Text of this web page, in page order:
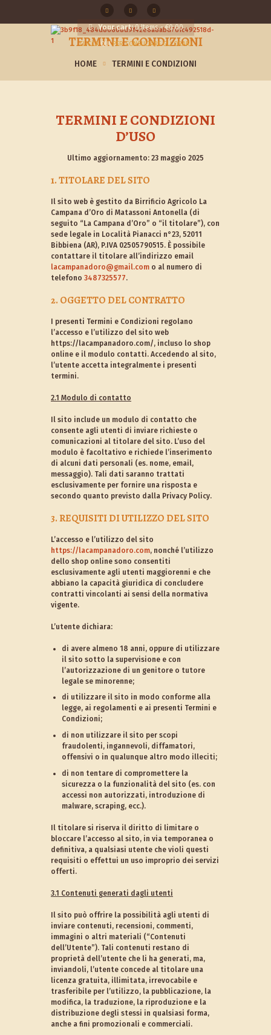
Your cart: 0 Items-€0,00
CLICCAQUIPER CONSULTARE GLI ORARI
TERMINI E CONDIZIONI
HOME TERMINI E CONDIZIONI
TERMINI E CONDIZIONI
D’USO
Ultimo aggiornamento: 23 maggio 2025
1. TITOLARE DEL SITO
Il sito web è gestito da Birrificio Agricolo La
Campana d’Oro di Matassoni Antonella (di
seguito “La Campana d’Oro” o “il titolare”), con
sede legale in Località Pianacci n°23, 52011
Bibbiena (AR), P.IVA 02505790515. È possibile
contattare il titolare all’indirizzo email
lacampanadoro@gmail.com o al numero di
telefono 3487325577.
2. OGGETTO DEL CONTRATTO
I presenti Termini e Condizioni regolano
l’accesso e l’utilizzo del sito web
https://lacampanadoro.com/, incluso lo shop
online e il modulo contatti. Accedendo al sito,
l’utente accetta integralmente i presenti
termini.
2.1 Modulo di contatto
Il sito include un modulo di contatto che
consente agli utenti di inviare richieste o
comunicazioni al titolare del sito. L’uso del
modulo è facoltativo e richiede l’inserimento
di alcuni dati personali (es. nome, email,
messaggio). Tali dati saranno trattati
esclusivamente per fornire una risposta e
secondo quanto previsto dalla Privacy Policy.
3. REQUISITI DI UTILIZZO DEL SITO
L’accesso e l’utilizzo del sito
https://lacampanadoro.com, nonché l’utilizzo
dello shop online sono consentiti
esclusivamente agli utenti maggiorenni e che
abbiano la capacità giuridica di concludere
contratti vincolanti ai sensi della normativa
vigente.
L’utente dichiara:
di avere almeno 18 anni, oppure di utilizzare
il sito sotto la supervisione e con
l’autorizzazione di un genitore o tutore
legale se minorenne;
di utilizzare il sito in modo conforme alla
legge, ai regolamenti e ai presenti Termini e
Condizioni;
di non utilizzare il sito per scopi
fraudolenti, ingannevoli, diffamatori,
offensivi o in qualunque altro modo illeciti;
di non tentare di compromettere la
sicurezza o la funzionalità del sito (es. con
accessi non autorizzati, introduzione di
malware, scraping, ecc.).
Il titolare si riserva il diritto di limitare o
bloccare l’accesso al sito, in via temporanea o
definitiva, a qualsiasi utente che violi questi
requisiti o effettui un uso improprio dei servizi
offerti.
3.1 Contenuti generati dagli utenti
Il sito può offrire la possibilità agli utenti di
inviare contenuti, recensioni, commenti,
immagini o altri materiali (“Contenuti
dell’Utente”). Tali contenuti restano di
proprietà dell’utente che li ha generati, ma,
inviandoli, l’utente concede al titolare una
licenza gratuita, illimitata, irrevocabile e
trasferibile per l’utilizzo, la pubblicazione, la
modifica, la traduzione, la riproduzione e la
distribuzione degli stessi in qualsiasi forma,
anche a fini promozionali e commerciali.